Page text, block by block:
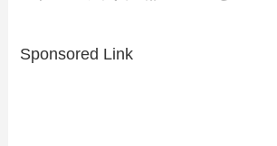
Sponsored Link